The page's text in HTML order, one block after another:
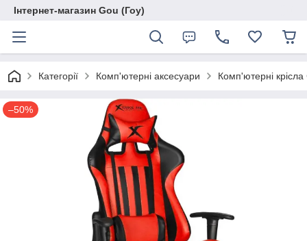
Інтернет-магазин Gou (Гоу)
Категорії Комп'ютерні аксесуари Комп'ютерні
–50%